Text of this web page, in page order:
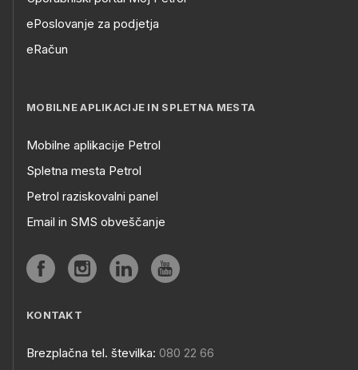
ePoslovanje za podjetja
eRačun
MOBILNE APLIKACIJE IN SPLETNA MESTA
Mobilne aplikacije Petrol
Spletna mesta Petrol
Petrol raziskovalni panel
Email in SMS obveščanje
KONTAKT
Brezplačna tel. številka: 080 22 66